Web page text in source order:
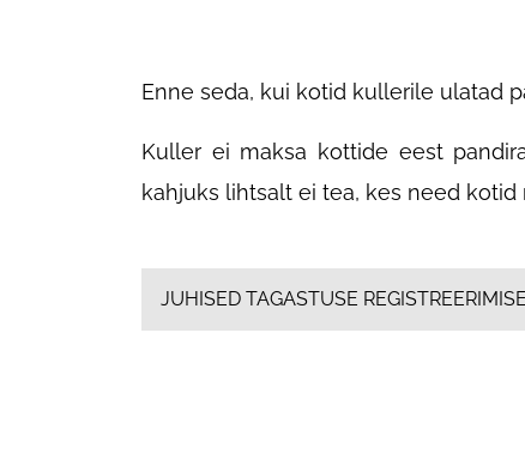
Enne seda, kui kotid kullerile ulatad
Kuller ei maksa kottide eest
kahjuks lihtsalt ei tea, kes need
JUHISED TAGASTUSE